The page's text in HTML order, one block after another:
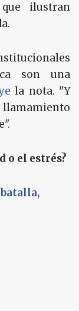
ilustran
son una
la nota. "Y
llamamiento
o el estrés?